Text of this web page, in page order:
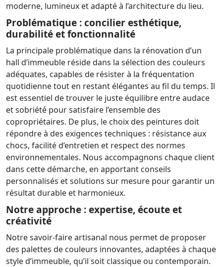
moderne, lumineux et adapté à l’architecture du lieu.
Problématique : concilier esthétique,
durabilité et fonctionnalité
La principale problématique dans la rénovation d’un
hall d’immeuble réside dans la sélection des couleurs
adéquates, capables de résister à la fréquentation
quotidienne tout en restant élégantes au fil du temps. Il
est essentiel de trouver le juste équilibre entre audace
et sobriété pour satisfaire l’ensemble des
copropriétaires. De plus, le choix des peintures doit
répondre à des exigences techniques : résistance aux
chocs, facilité d’entretien et respect des normes
environnementales. Nous accompagnons chaque client
dans cette démarche, en apportant conseils
personnalisés et solutions sur mesure pour garantir un
résultat durable et harmonieux.
Notre approche : expertise, écoute et
créativité
Notre savoir-faire artisanal nous permet de proposer
des palettes de couleurs innovantes, adaptées à chaque
style d’immeuble, qu’il soit classique ou contemporain.